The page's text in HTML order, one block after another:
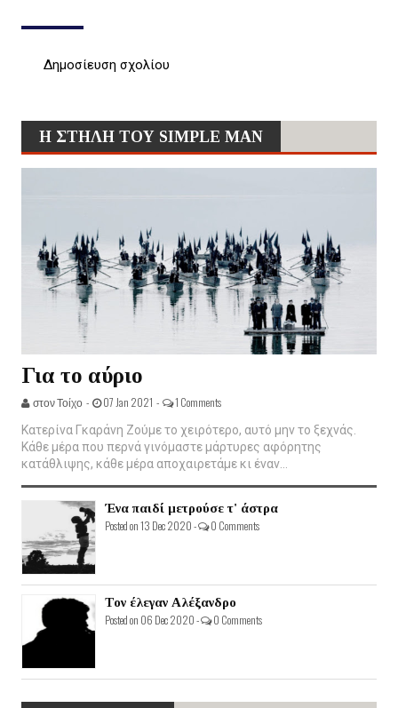
Δημοσίευση σχολίου
Η ΣΤΗΛΗ ΤΟΥ SIMPLE MAN
Για το αύριο
στον Τοίχο - 07 Jan 2021 - 1 Comments
Κατερίνα Γκαράνη Ζούμε το χειρότερο, αυτό μην το ξεχνάς.
Κάθε μέρα που περνά γινόμαστε μάρτυρες αφόρητης
κατάθλιψης, κάθε μέρα αποχαιρετάμε κι έναν...
Ένα παιδί μετρούσε τ' άστρα
Posted on 13 Dec 2020 - 0 Comments
Τον έλεγαν Αλέξανδρο
Posted on 06 Dec 2020 - 0 Comments